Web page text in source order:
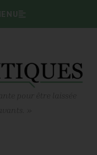
pour être laissée